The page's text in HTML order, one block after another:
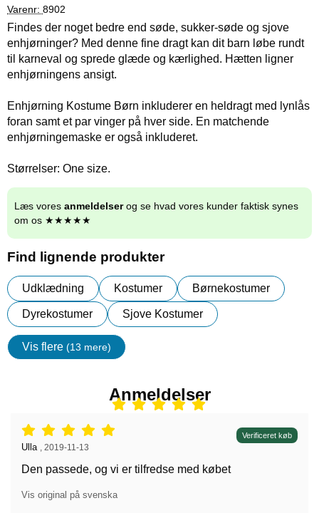
Varenr: 8902
Findes der noget bedre end søde, sukker-søde og sjove
enhjørninger? Med denne fine dragt kan dit barn løbe rundt
til karneval og sprede glæde og kærlighed. Hætten ligner
enhjørningens ansigt.
Enhjørning Kostume Børn inkluderer en heldragt med lynlås
foran samt et par vinger på hver side. En matchende
enhjørningemaske er også inkluderet.
Størrelser: One size.
Læs vores anmeldelserog se hvad vores kunder faktisk synes
om os ★★★★★
Find lignende produkter
Udklædning Kostumer Børnekostumer
Dyrekostumer Sjove Kostumer
Vis flere (13 mere)
Egenskaper
Anmeldelser
Anmeldelser: 5 stjerne af 5, Verificeret køb
Anmeldelser af:
Ulla 2019-11-13
Den passede, og vi er tilfredse med købet
Vis original på svenska